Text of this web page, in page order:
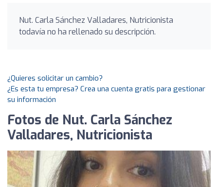
Nut. Carla Sánchez Valladares, Nutricionista
todavía no ha rellenado su descripción.
¿Quieres solicitar un cambio?
¿Es esta tu empresa? Crea una cuenta gratis para gestionar
su información
Fotos de Nut. Carla Sánchez
Valladares, Nutricionista